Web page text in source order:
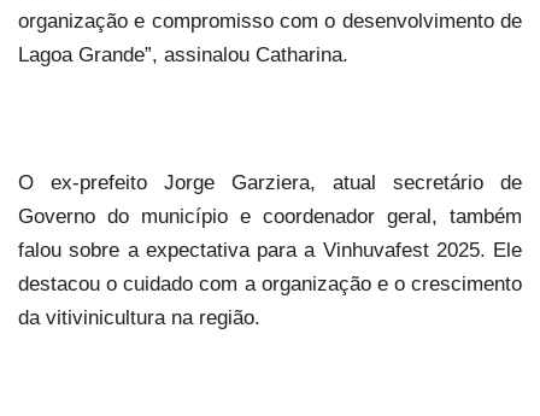
organização e compromisso com o desenvolvimento de
Lagoa Grande”, assinalou Catharina.
O ex-prefeito Jorge Garziera, atual secretário de
Governo do município e coordenador geral, também
falou sobre a expectativa para a Vinhuvafest 2025. Ele
destacou o cuidado com a organização e o crescimento
da vitivinicultura na região.